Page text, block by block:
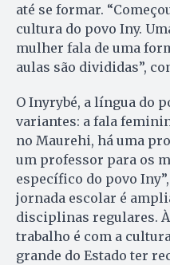
até se formar.
cultura do povo Iny.
mulher fala de uma
aulas são divididas”,
O Inyrybé, a língua do
variantes: a fala
no Maurehi, há uma
um professor para os
específico do povo
jornada escolar é
disciplinas regulares. À
trabalho é com a
grande do Estado ter